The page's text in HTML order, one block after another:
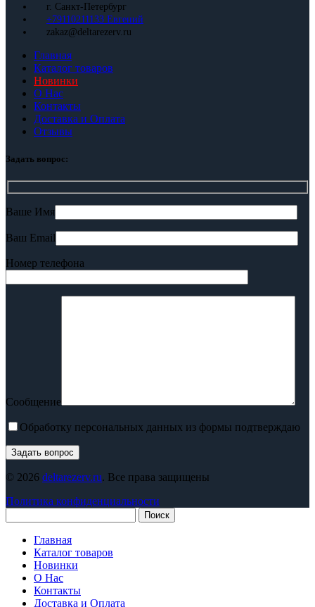
г. Санкт-Петербург
+79110211133 Евгений
zakaz@deltarezerv.ru
Главная
Каталог товаров
Новинки
О Нас
Контакты
Доставка и Оплата
Отзывы
Задать вопрос:
Ваше Имя
Ваш Email
Номер телефона
Сообщение
Обработку персональных данных из формы подтверждаю
© 2026 deltarezerv.ru. Все права защищены
Политика конфиденциальности
Поиск
Главная
Каталог товаров
Новинки
О Нас
Контакты
Доставка и Оплата